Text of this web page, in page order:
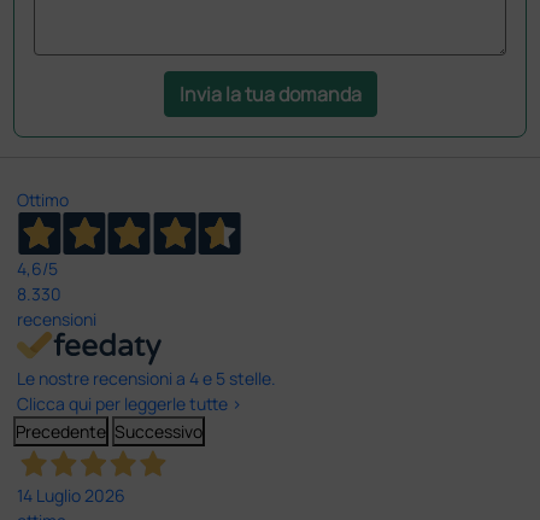
Invia la tua domanda
Ottimo
4,6/5
8.330
recensioni
Le nostre recensioni a 4 e 5 stelle.
Clicca qui per leggerle tutte >
Precedente Successivo
14 Luglio 2026